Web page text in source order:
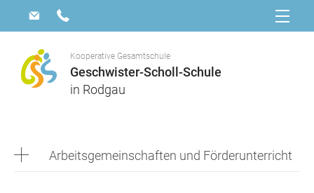
Kooperative Gesamtschule
Geschwister-Scholl-Schule
in Rodgau
Arbeitsgemeinschaften und Förderunterricht